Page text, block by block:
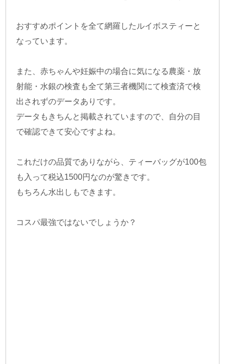
おすすめポイントを全て網羅したルイボスティーと
なっています。
また、赤ちゃんや妊娠中の場合に気になる農薬・放
射能・水銀の検査も全て第三者機関にて検査済で検
出されずのデータありです。
データもきちんと掲載されていますので、自分の目
で確認できて安心ですよね。
これだけの品質でありながら、ティーバッグが100包
も入って税込1500円なのが驚きです。
もちろん水出しもできます。
コスパ最強ではないでしょうか？